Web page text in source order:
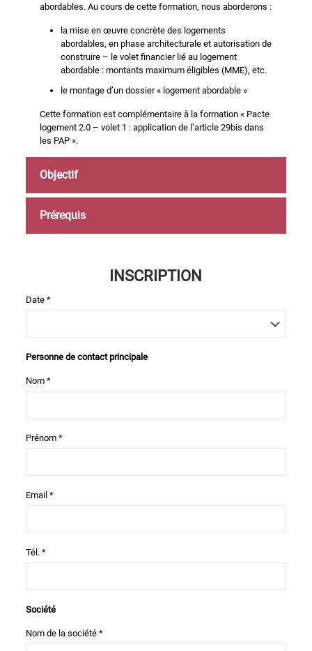
abordables. Au cours de cette formation, nous aborderons :
la mise en œuvre concrète des logements
abordables, en phase architecturale et autorisation de
construire – le volet financier lié au logement
abordable : montants maximum éligibles (MME), etc.
le montage d’un dossier « logement abordable »
Cette formation est complémentaire à la formation « Pacte
logement 2.0 – volet 1 : application de l’article 29bis dans
les PAP ».
Objectif
Prérequis
INSCRIPTION
Date *
Personne de contact principale
Nom *
Prénom *
Email *
Tél. *
Société
Nom de la société *